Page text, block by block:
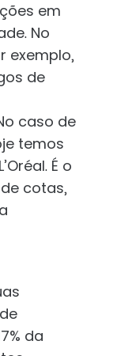
em
No
exemplo,
de
caso de
temos
É o
cotas,
da